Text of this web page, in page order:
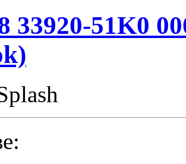
00000
EVAP_off
CHK(ok)
33920-51K0